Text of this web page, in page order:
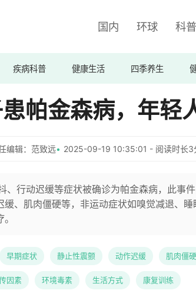
国内 环球 科普
疾病科普 健康生活 四季养生
帕金森病，年轻
编辑：范致远 2025-09-19 10:35:01 - 阅读时长3
、行动迟缓等症状被确诊为帕金森病，此事
缓、肌肉僵硬等，非运动症状如嗅觉减退、
早期症状 静止性震颤 动作迟缓 肌肉僵硬
因素 环境毒素 生活方式 康复训练